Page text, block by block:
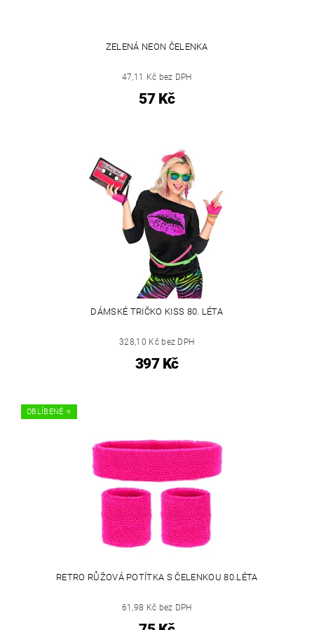
ZELENÁ NEON ČELENKA
47,11 Kč bez DPH
57 Kč
DÁMSKÉ TRIČKO KISS 80. LÉTA
328,10 Kč bez DPH
397 Kč
OBLÍBENÉ ⭐️
RETRO RŮŽOVÁ POTÍTKA S ČELENKOU 80.LÉTA
61,98 Kč bez DPH